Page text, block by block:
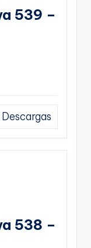
539 –
Descargas
538 –